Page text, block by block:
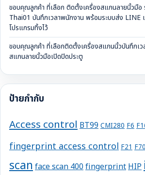
ขอบคุณลูกค้า ที่เลือก ติดตั้งเครื่องสแกนลายนิ้วมื
Thai01 บันทึกเวลาพนักงาน พร้อมระบบส่ง LINE
โปรแกรมทิ้งไว้
ขอบคุณลูกค้า ที่เลือกติดตั้งเครื่องสแกนนิ้วบันทึกเว
สแกนลายนิ้วมือเปิดปิดประตู
ป้ายกำกับ
Access control BT99 CMI280 F6
fingerprint access control F21
scanface scan 400fingerprintHIP